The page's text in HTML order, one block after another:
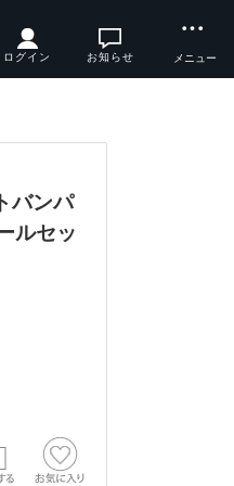
ログイン お知らせ メニュー
バンパ
ルセッ